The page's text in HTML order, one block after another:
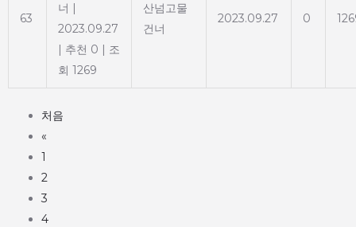
63
너 |
2023.09.27
| 추천 0 | 조
회 1269
산넘고물
건너
2023.09.27 0
처음
«
1
2
3
4